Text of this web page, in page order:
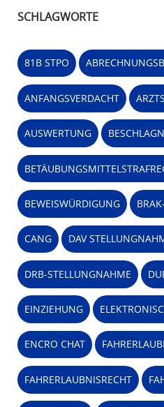
SCHLAGWORTE
81B STPO
ANFANGSVERDACHT
AUSWERTUNG
BEWEISWÜRDIGUNG
CANG DAV
DRB-STELLUNGNAHME
EINZIEHUNG
ENCRO CHAT
FAHRERLAUBNISRECHT